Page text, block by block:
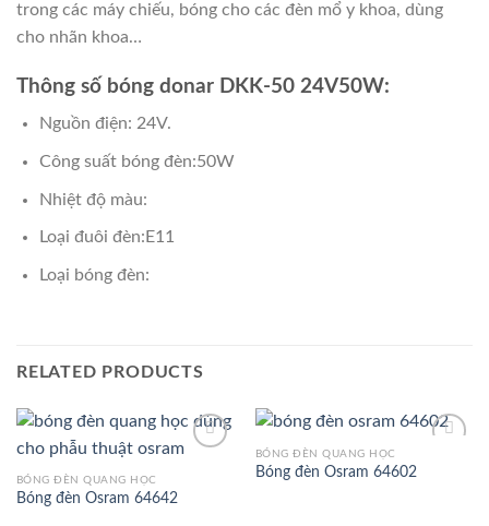
trong các máy chiếu, bóng cho các đèn mổ y khoa, dùng
cho nhãn khoa…
Thông số bóng donar DKK-50 24V50W:
Nguồn điện: 24V.
Công suất bóng đèn:50W
Nhiệt độ màu:
Loại đuôi đèn:E11
Loại bóng đèn:
RELATED PRODUCTS
BÓNG ĐÈN QUANG HỌC
Bóng đèn Osram 64642
BÓNG ĐÈN QUANG HỌC
Bóng đèn Osram 64602